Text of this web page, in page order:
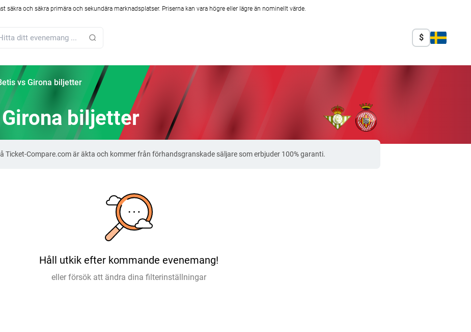
säkra och säkra primära och sekundära marknadsplatser. Priserna kan vara högre eller lägre än nominellt värde.
$
vs Girona biljetter
biljetter
Ticket-Compare.com är äkta och kommer från förhandsgranskade säljare som erbjuder 100% garanti.
Håll utkik efter kommande evenemang!
eller försök att ändra dina filterinställningar